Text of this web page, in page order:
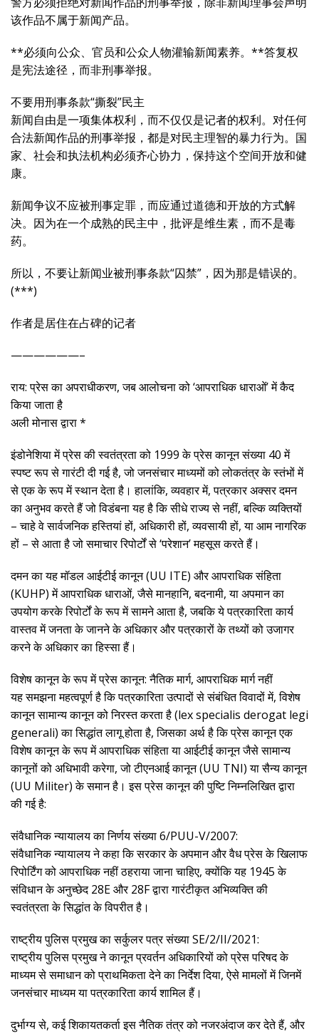
该作品不属于新闻产品。
**必须向公众、官员和公众人物灌输新闻素养。**答复权
是宪法途径，而非刑事举报。
不要用刑事条款“撕裂”民主
新闻自由是一项集体权利，而不仅仅是记者的权利。对任何
合法新闻作品的刑事举报，都是对民主理智的暴力行为。国
家、社会和执法机构必须齐心协力，保持这个空间开放和健
康。
新闻争议不应被刑事定罪，而应通过道德和开放的方式解
决。因为在一个成熟的民主中，批评是维生素，而不是毒
药。
所以，不要让新闻业被刑事条款“囚禁”，因为那是错误的。
(***)
作者是居住在占碑的记者
——————–
राय: प्रेस का अपराधीकरण, जब आलोचना को ‘आपराधिक धाराओं’ में कैद
किया जाता है
अली मोनास द्वारा *
इंडोनेशिया में प्रेस की स्वतंत्रता को 1999 के प्रेस कानून संख्या 40 में
स्पष्ट रूप से गारंटी दी गई है, जो जनसंचार माध्यमों को लोकतंत्र के स्तंभों में
से एक के रूप में स्थान देता है। हालांकि, व्यवहार में, पत्रकार अक्सर दमन
का अनुभव करते हैं जो विडंबना यह है कि सीधे राज्य से नहीं, बल्कि व्यक्तियों
– चाहे वे सार्वजनिक हस्तियां हों, अधिकारी हों, व्यवसायी हों, या आम नागरिक
हों – से आता है जो समाचार रिपोर्टों से ‘परेशान’ महसूस करते हैं।
दमन का यह मॉडल आईटीई कानून (UU ITE) और आपराधिक संहिता
(KUHP) में आपराधिक धाराओं, जैसे मानहानि, बदनामी, या अपमान का
उपयोग करके रिपोर्टों के रूप में सामने आता है, जबकि ये पत्रकारिता कार्य
वास्तव में जनता के जानने के अधिकार और पत्रकारों के तथ्यों को उजागर
करने के अधिकार का हिस्सा हैं।
विशेष कानून के रूप में प्रेस कानून: नैतिक मार्ग, आपराधिक मार्ग नहीं
यह समझना महत्वपूर्ण है कि पत्रकारिता उत्पादों से संबंधित विवादों में, विशेष
कानून सामान्य कानून को निरस्त करता है (lex specialis derogat legi
generali) का सिद्धांत लागू होता है, जिसका अर्थ है कि प्रेस कानून एक
विशेष कानून के रूप में आपराधिक संहिता या आईटीई कानून जैसे सामान्य
कानूनों को अधिभावी करेगा, जो टीएनआई कानून (UU TNI) या सैन्य कानून
(UU Militer) के समान है। इस प्रेस कानून की पुष्टि निम्नलिखित द्वारा
की गई है:
संवैधानिक न्यायालय का निर्णय संख्या 6/PUU-V/2007:
संवैधानिक न्यायालय ने कहा कि सरकार के अपमान और वैध प्रेस के खिलाफ
रिपोर्टिंग को आपराधिक नहीं ठहराया जाना चाहिए, क्योंकि यह 1945 के
संविधान के अनुच्छेद 28E और 28F द्वारा गारंटीकृत अभिव्यक्ति की
स्वतंत्रता के सिद्धांत के विपरीत है।
राष्ट्रीय पुलिस प्रमुख का सर्कुलर पत्र संख्या SE/2/II/2021:
राष्ट्रीय पुलिस प्रमुख ने कानून प्रवर्तन अधिकारियों को प्रेस परिषद के
माध्यम से समाधान को प्राथमिकता देने का निर्देश दिया, ऐसे मामलों में जिनमें
जनसंचार माध्यम या पत्रकारिता कार्य शामिल हैं।
दुर्भाग्य से, कई शिकायतकर्ता इस नैतिक तंत्र को नजरअंदाज कर देते हैं, और